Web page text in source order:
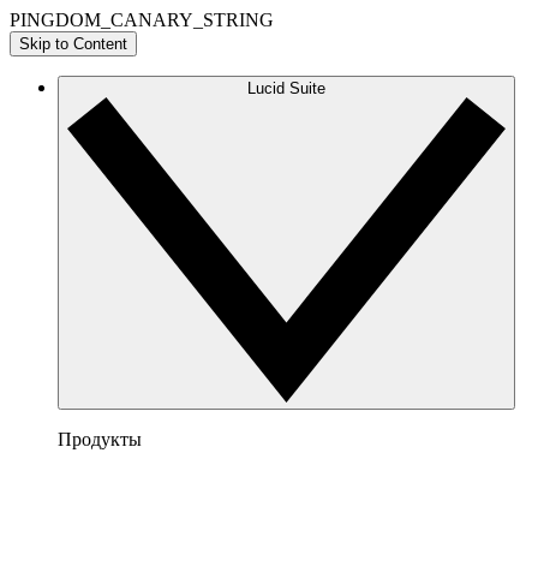
PINGDOM_CANARY_STRING
Skip to Content
Lucid Suite
Продукты